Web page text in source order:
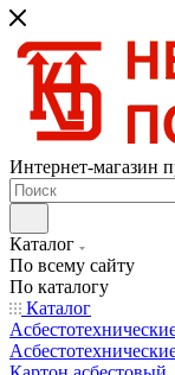
Интернет-магазин
Каталог
По всему сайту
По каталогу
Каталог